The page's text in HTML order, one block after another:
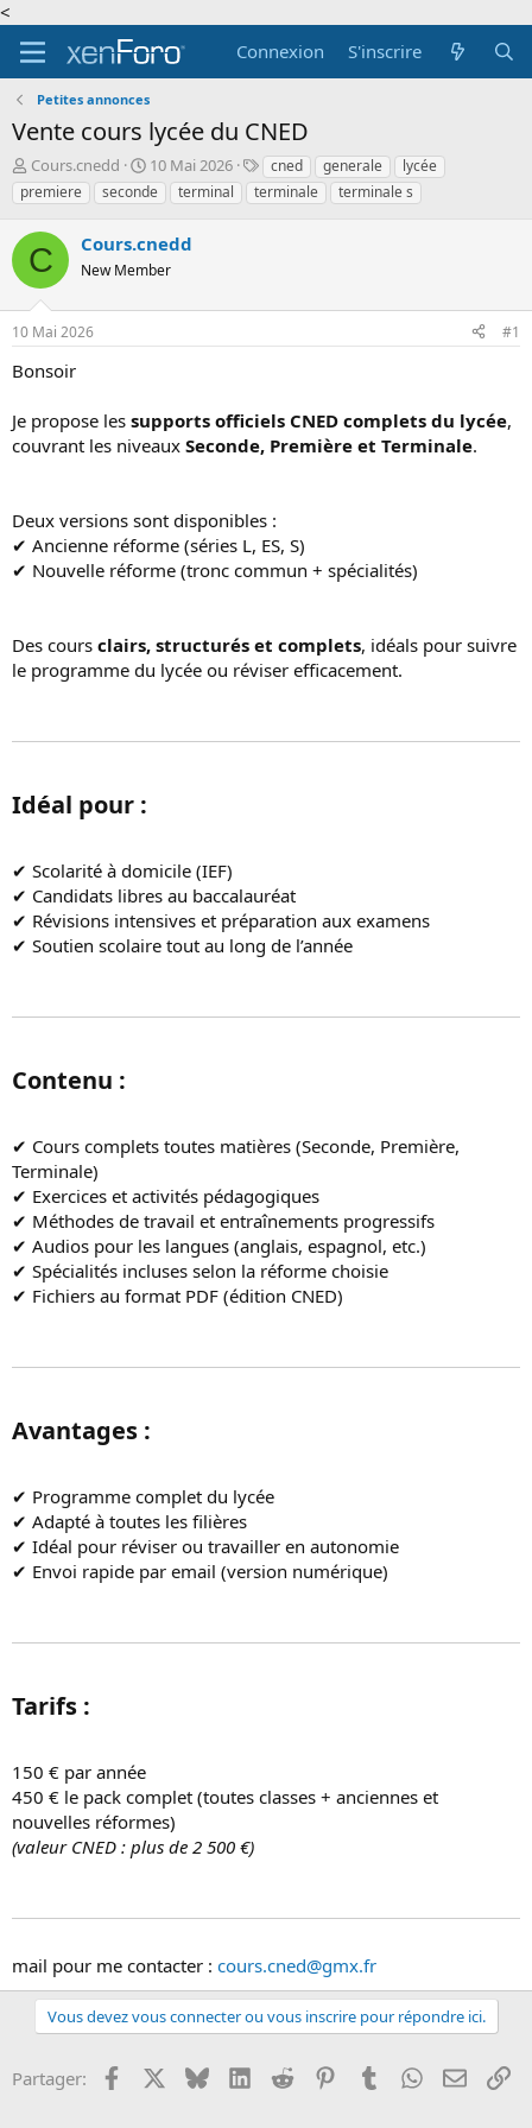
<
Connexion
S'inscrire
Petites annonces
Vente cours lycée du CNED
A
u
t
e
u
r
d
e
d
s
c
i
o
n
Cours.cnedd
D
a
t
d
e
é
10 Mai 2026
T
a
g
cned generale
lycée
premiere
seconde terminal terminale terminale s
C Cours.cnedd
New Member
10 Mai 2026 #1
Bonsoir
Je propose les supports officiels CNED complets du lycée,
couvrant les niveaux Seconde, Première et Terminale.
Deux versions sont disponibles :
✔ Ancienne réforme (séries L, ES, S)
✔ Nouvelle réforme (tronc commun + spécialités)
Des cours clairs, structurés et complets, idéals pour suivre
le programme du lycée ou réviser efficacement.
Idéal pour :​
✔ Scolarité à domicile (IEF)
✔ Candidats libres au baccalauréat
✔ Révisions intensives et préparation aux examens
✔ Soutien scolaire tout au long de l’année
Contenu :​
✔ Cours complets toutes matières (Seconde, Première,
Terminale)
✔ Exercices et activités pédagogiques
✔ Méthodes de travail et entraînements progressifs
✔ Audios pour les langues (anglais, espagnol, etc.)
✔ Spécialités incluses selon la réforme choisie
✔ Fichiers au format PDF (édition CNED)
Avantages :​
✔ Programme complet du lycée
✔ Adapté à toutes les filières
✔ Idéal pour réviser ou travailler en autonomie
✔ Envoi rapide par email (version numérique)
Tarifs :​
150 € par année
450 € le pack complet (toutes classes + anciennes et
nouvelles réformes)
(valeur CNED : plus de 2 500 €)
mail pour me contacter : cours.cned@gmx.fr
Vous devez vous connecter ou vous inscrire pour répondre ici.
Partager: Facebook BlueskyLinkedInReddit PinterestTumblrWhatsApp
Email